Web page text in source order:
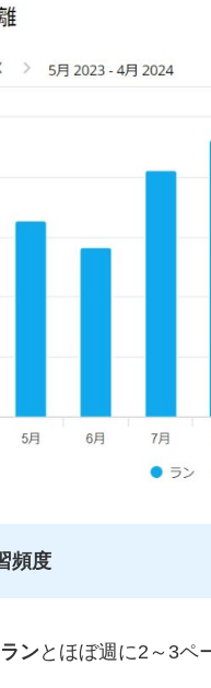
頻度
ンとほぼ週に2～3ペ